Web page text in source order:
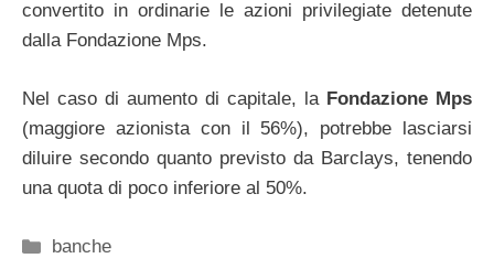
convertito in ordinarie le azioni privilegiate detenute
dalla Fondazione Mps.
Nel caso di aumento di capitale, la Fondazione Mps
(maggiore azionista con il 56%), potrebbe lasciarsi
diluire secondo quanto previsto da Barclays, tenendo
una quota di poco inferiore al 50%.
Categorie
banche